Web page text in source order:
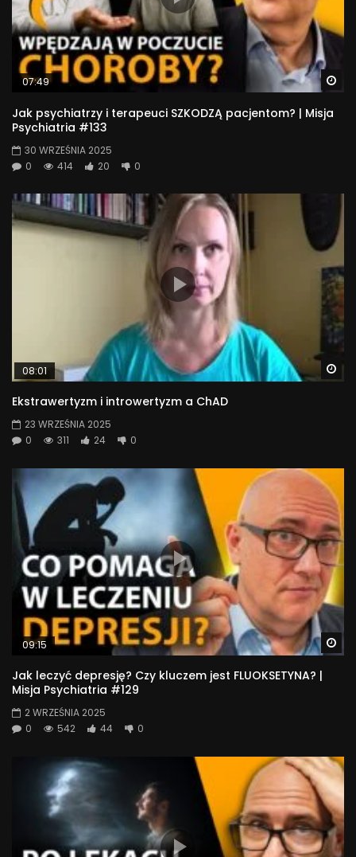
07:49
Jak psychiatrzy i terapeuci SZKODZĄ pacjentom? | Misja
Psychiatria #133
30 WRZEŚNIA 2025
0
414 20 0
08:01
Ekstrawertyzm i introwertyzm a ChAD
23 WRZEŚNIA 2025
0
311 24 0
09:15
Jak leczyć depresję? Czy kluczem jest FLUOKSETYNA? |
Misja Psychiatria #129
2 WRZEŚNIA 2025
0
542 44 0